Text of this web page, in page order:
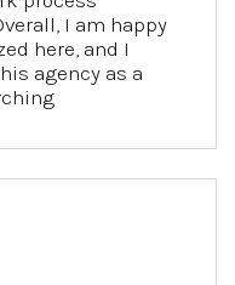
I am happy
here, and I
agency as a